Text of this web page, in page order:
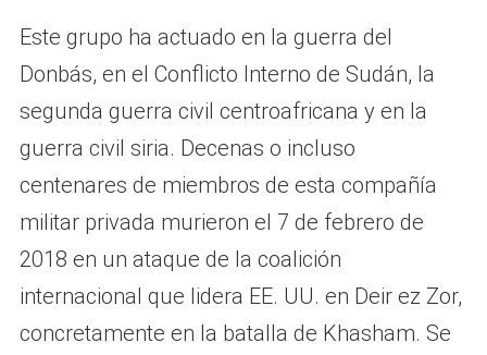
Este grupo ha actuado en la guerra del
Donbás, en el Conflicto Interno de Sudán, la
segunda guerra civil centroafricana y en la
guerra civil siria. Decenas o incluso
centenares de miembros de esta compañía
militar privada murieron el 7 de febrero de
2018 en un ataque de la coalición
internacional que lidera EE. UU. en Deir ez Zor,
concretamente en la batalla de Khasham. Se